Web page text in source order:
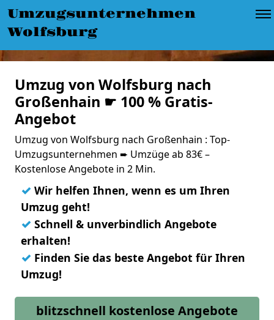
Umzugsunternehmen
Wolfsburg
Umzug von Wolfsburg nach
Großenhain ☛ 100 % Gratis-
Angebot
Umzug von Wolfsburg nach Großenhain : Top-
Umzugsunternehmen ➨ Umzüge ab 83€ –
Kostenlose Angebote in 2 Min.
✓ Wir helfen Ihnen, wenn es um Ihren
Umzug geht!
✓ Schnell & unverbindlich Angebote
erhalten!
✓ Finden Sie das beste Angebot für Ihren
Umzug!
blitzschnell kostenlose Angebote